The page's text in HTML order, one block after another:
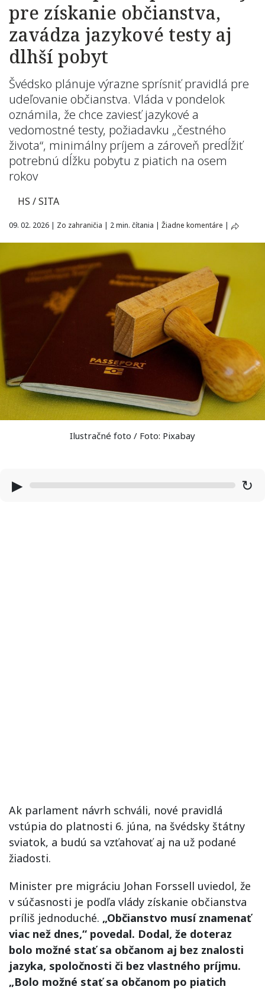
pre získanie občianstva,
zavádza jazykové testy aj
dlhší pobyt
Švédsko plánuje výrazne sprísniť pravidlá pre
udeľovanie občianstva. Vláda v pondelok
oznámila, že chce zaviesť jazykové a
vedomostné testy, požiadavku „čestného
života“, minimálny príjem a zároveň predĺžiť
potrebnú dĺžku pobytu z piatich na osem
rokov
HS / SITA
09. 02. 2026 | Zo zahraničia | 2 min. čítania | Žiadne komentáre |
Ilustračné foto / Foto: Pixabay
▶ ↻
Ak parlament návrh schváli, nové pravidlá
vstúpia do platnosti 6. júna, na švédsky štátny
sviatok, a budú sa vzťahovať aj na už podané
žiadosti.
Minister pre migráciu Johan Forssell uviedol, že
v súčasnosti je podľa vlády získanie občianstva
príliš jednoduché. „Občianstvo musí znamenať
viac než dnes,“ povedal. Dodal, že doteraz
bolo možné stať sa občanom aj bez znalosti
jazyka, spoločnosti či bez vlastného príjmu.
„Bolo možné stať sa občanom po piatich